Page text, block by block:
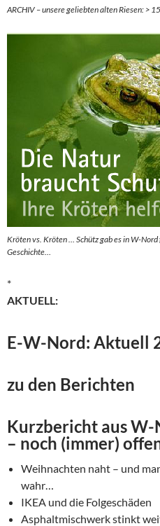
ARCHIV – unsere geliebten alten Riesen: >
Kröten vs. Kröten … Schütz gab es in W-
Geschichte…
*
AKTUELL:
E-W-Nord: Aktuell
zu den Berichten
Kurzbericht aus
– noch (immer)
Weihnachten naht – und
wahr…
IKEA und die Folgeschäden
Asphaltmischwerk stinkt